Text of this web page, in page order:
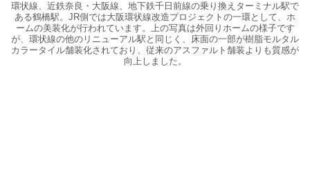
環状線、近鉄奈良・大阪線、地下鉄千日前線の乗り換えターミナル駅で
ある鶴橋駅。JR側では大阪環状線改造プロジェクトの一環として、ホ
ームの美装化が行われています。上の写真は外回りホームの様子です
が、環状線の他の リニューアル駅と同じく、床面の一部が樹脂モルタル
カラータイル舗装化されており、従来のアスファルト舗装よりも質感が
向上しました。